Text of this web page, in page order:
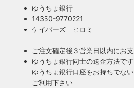
ゆうちょ銀行
14350-9770221
ケイパーズ ヒロミ
ご注文確定後３営業日以内にお
ゆうちょ銀行同士の送金方法です
ゆうちょ銀行口座をお持ちでな
ご利用下さい